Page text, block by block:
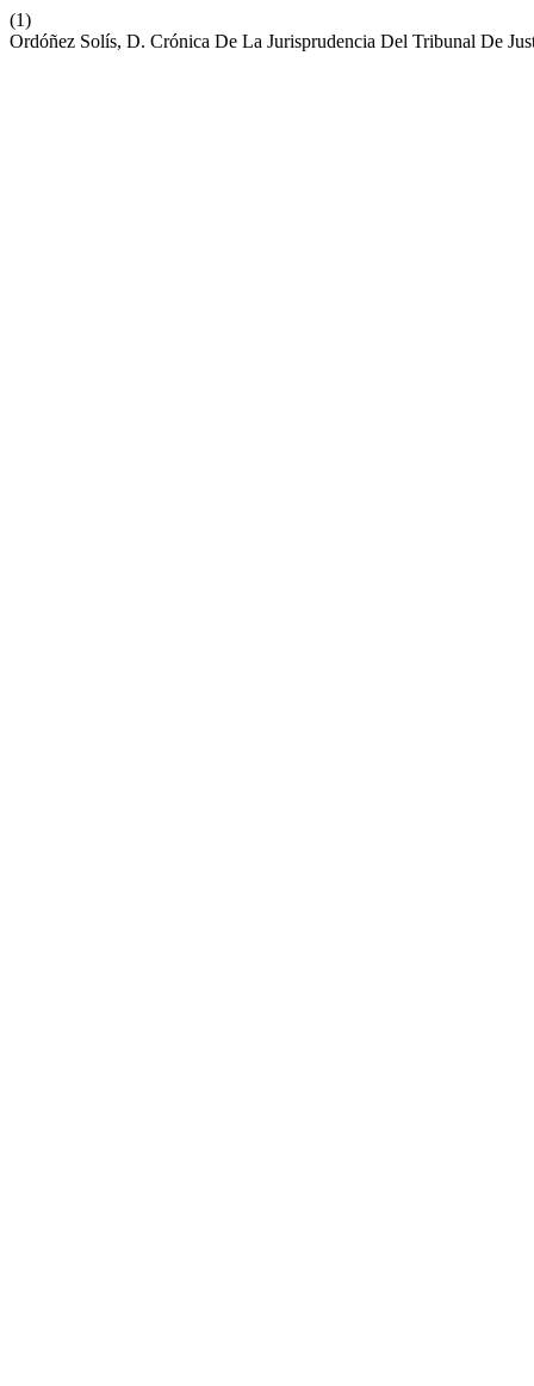
(1)
Ordóñez Solís, D. Crónica De La Jurisprudencia Del Tribunal De